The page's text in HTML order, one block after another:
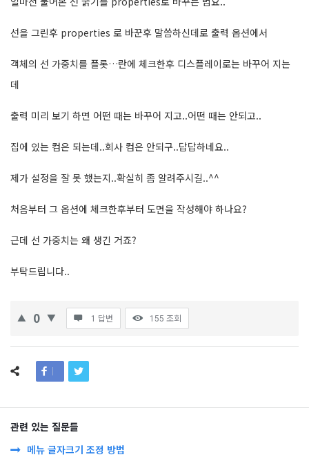
선을 그린후 properties 로 바꾼후 말씀하신데로 출력 옵션에서
객체의 선 가중치를 플롯…란에 체크한후 디스플레이로는 바꾸어 지는
데
출력 미리 보기 하면 어떤 때는 바꾸어 지고..어떤 때는 안되고..
집에 있는 컴은 되는데..회사 컴은 안되구..답답하네요..
제가 설정을 잘 못 했는지..확실히 좀 알려주시길..^^
처음부터 그 옵션에 체크한후부터 도면을 작성해야 하나요?
근데 선 가중치는 왜 생긴 거죠?
부탁드립니다..
0 1 답변 155 조회
관련 있는 질문들
메뉴 글자크기 조정 방법